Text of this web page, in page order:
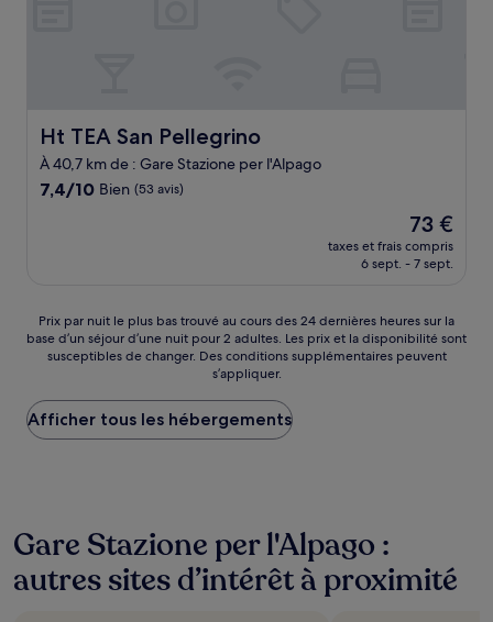
Ht TEA San Pellegrino
Ht TEA San Pellegrino
À 40,7 km de : Gare Stazione per l'Alpago
7.4
7,4/10 Bien (53 avis)
Le
nouveau
prix
73 €
73 €
taxes et frais compris
6 sept. - 7 sept.
Prix
par
nuit
plus
bas
trouvé
heures
sur
la
Prix par nuit le plus bas trouvé au cours des 24 dernières heures sur la
base d’un séjour d’une nuit pour 2 adultes. Les prix et la disponibilité sont
susceptibles de changer. Des conditions supplémentaires peuvent
s’appliquer.
Afficher tous les hébergements
Gare Stazione per l'Alpago :
autres sites d’intérêt à proximité